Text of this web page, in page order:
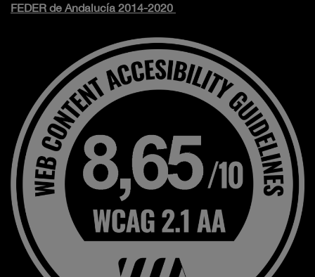
FEDER de Andalucía 2014-2020